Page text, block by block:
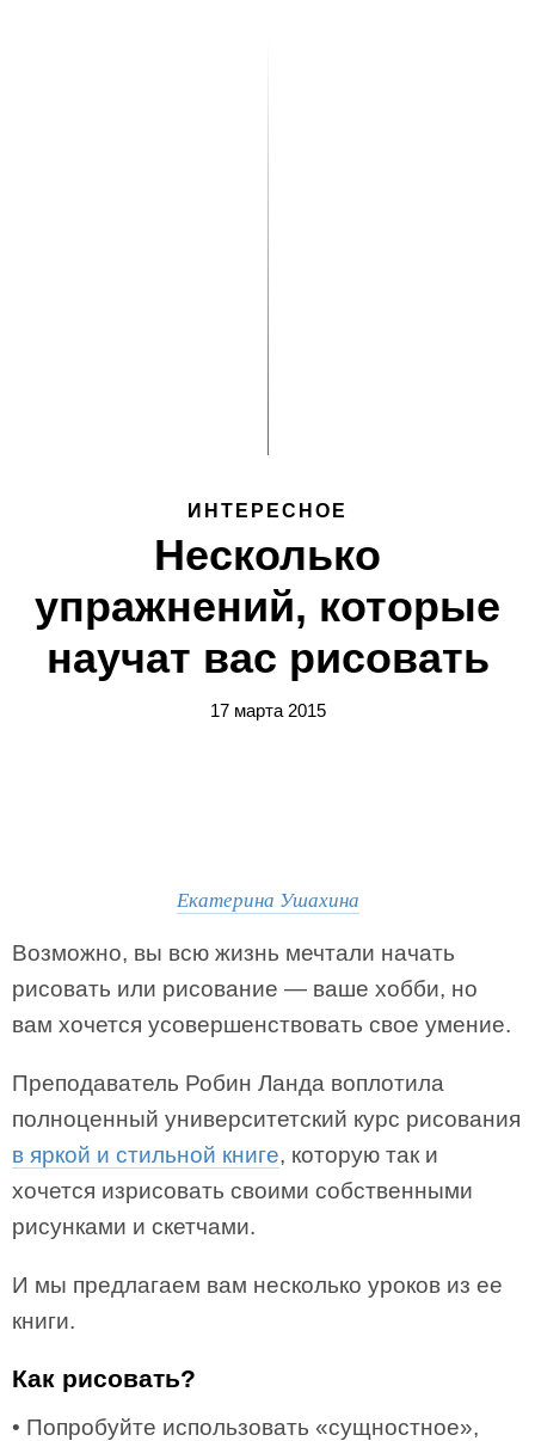
ИНТЕРЕСНОЕ
Несколько
упражнений, которые
научат вас рисовать
17 марта 2015
Екатерина Ушахина
Возможно, вы всю жизнь мечтали начать
рисовать или рисование — ваше хобби, но
вам хочется усовершенствовать свое умение.
Преподаватель Робин Ланда воплотила
полноценный университетский курс рисования
в яркой и стильной книге, которую так и
хочется изрисовать своими собственными
рисунками и скетчами.
И мы предлагаем вам несколько уроков из ее
книги.
Как рисовать?
• Попробуйте использовать «сущностное»,